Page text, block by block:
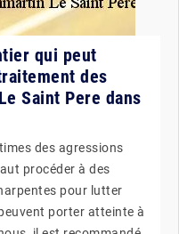
qui peut
des
Saint Pere dans
des agressions
procéder à des
pour lutter
porter atteinte à